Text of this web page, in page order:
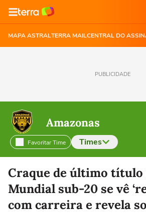
MAPA ASTRALTERRA MAILCENTRAL DO
PUBLICIDADE
Amazonas
Favoritar Time Times
Selecione o time para ver as notícias
Craque de último título
Mundial sub-20 se vê
com carreira e revela